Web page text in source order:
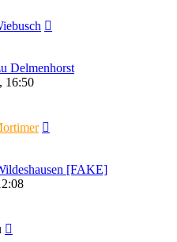
Delmenhorst
16:50
[FAKE]